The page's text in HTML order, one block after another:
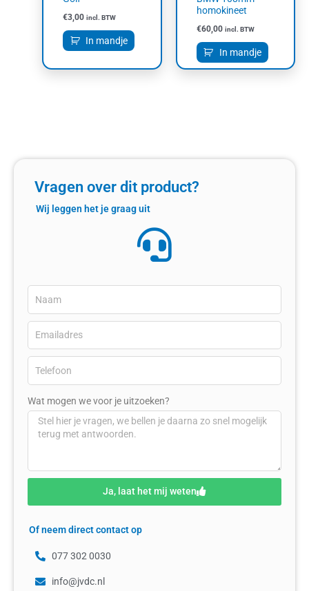
€3,00 incl. BTW
In mandje
homokineet
€60,00 incl. BTW
In mandje
Vragen over dit product?
Wij leggen het je graag uit
Wat mogen we voor je uitzoeken?
Ja, laat het mij weten
Of neem direct contact op
077 302 0030
info@jvdc.nl